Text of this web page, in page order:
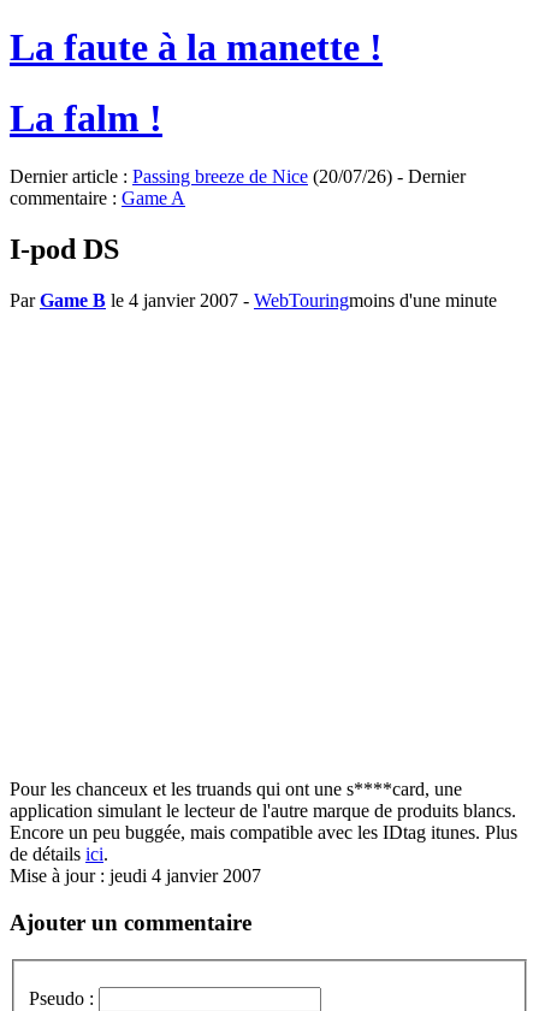
La faute à la manette !
La falm !
Dernier article : Passing breeze de Nice (20/07/26) - Dernier
commentaire : Game A
I-pod DS
ParGame B le 4 janvier 2007 - WebTouringmoins d'une minute
Pour les chanceux et les truands qui ont une s****card, une
application simulant le lecteur de l'autre marque de produits blancs.
Encore un peu buggée, mais compatible avec les IDtag itunes. Plus
de détails ici.
Mise à jour : jeudi 4 janvier 2007
Ajouter un commentaire
Pseudo :